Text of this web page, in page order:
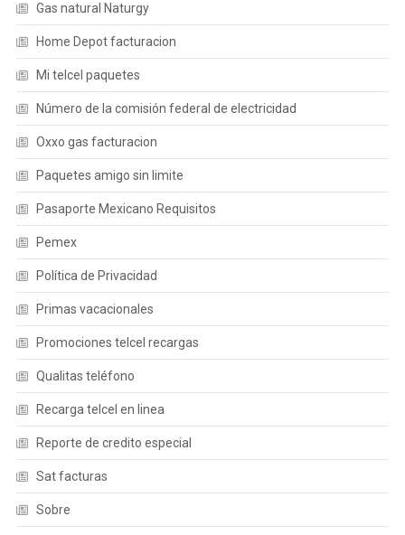
Gas natural Naturgy
Home Depot facturacion
Mi telcel paquetes
Número de la comisión federal de electricidad
Oxxo gas facturacion
Paquetes amigo sin limite
Pasaporte Mexicano Requisitos
Pemex
Política de Privacidad
Primas vacacionales
Promociones telcel recargas
Qualitas teléfono
Recarga telcel en linea
Reporte de credito especial
Sat facturas
Sobre